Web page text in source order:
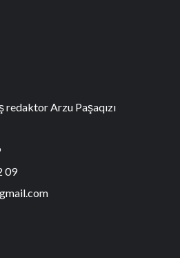
redaktor Arzu Paşaqızı
09